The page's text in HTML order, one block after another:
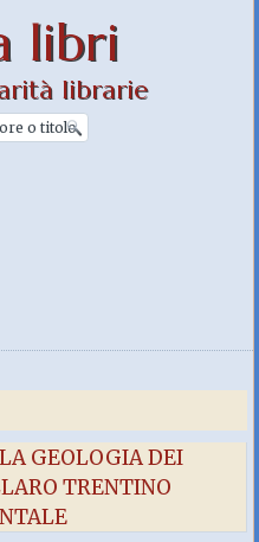
libri
librarie
GEOLOGIA DEI
TRENTINO